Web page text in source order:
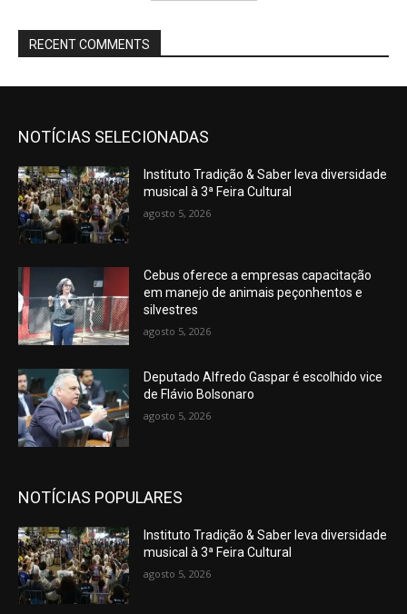
RECENT COMMENTS
NOTÍCIAS SELECIONADAS
Instituto Tradição & Saber leva diversidade
musical à 3ª Feira Cultural
agosto 5, 2026
Cebus oferece a empresas capacitação
em manejo de animais peçonhentos e
silvestres
agosto 5, 2026
Deputado Alfredo Gaspar é escolhido vice
de Flávio Bolsonaro
agosto 5, 2026
NOTÍCIAS POPULARES
Instituto Tradição & Saber leva diversidade
musical à 3ª Feira Cultural
agosto 5, 2026